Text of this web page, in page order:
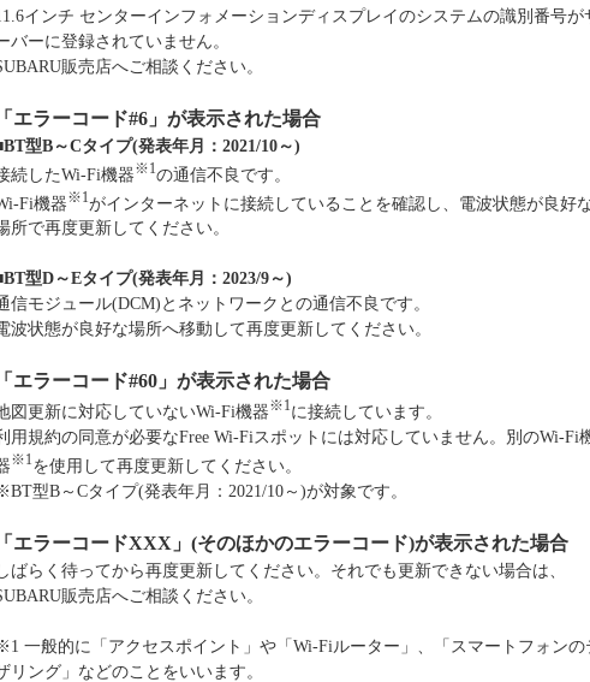
インチ センターインフォメーションディスプレイのシステムの識別番号が
バーに登録されていません。
販売店へご相談ください。
「エラーコード#6」が表示された場合
型B～Cタイプ(発表年月：2021/10～)
続したWi-Fi機器※1の通信不良です。
Fi機器※1がインターネットに接続していることを確認し、電波状態が良好
所で再度更新してください。
型D～Eタイプ(発表年月：2023/9～)
信モジュール(DCM)とネットワークとの通信不良です。
波状態が良好な場所へ移動して再度更新してください。
「エラーコード#60」が表示された場合
図更新に対応していないWi-Fi機器※1に接続しています。
用規約の同意が必要なFree Wi-Fiスポットには対応していません。別のWi-Fi
※1を使用して再度更新してください。
型B～Cタイプ(発表年月：2021/10～)が対象です。
「エラーコードXXX」(そのほかのエラーコード)が表示された場合
ばらく待ってから再度更新してください。それでも更新できない場合は、
販売店へご相談ください。
一般的に「アクセスポイント」や「Wi-Fiルーター」、「スマートフォンの
リング」などのことをいいます。